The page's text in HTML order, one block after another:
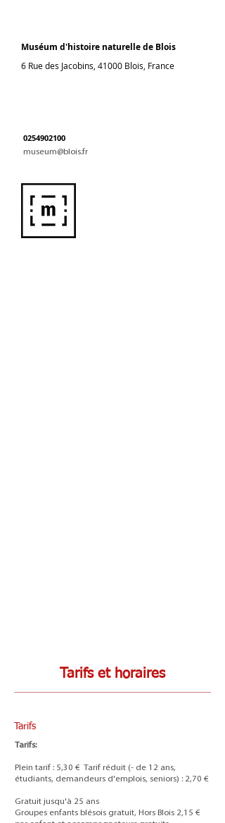
Muséum d'histoire naturelle de Blois
6 Rue des Jacobins, 41000 Blois, France
0254902100
museum@blois.fr
Tarifs et horaires
Tarifs
Tarifs:
Plein tarif : 5,30 € Tarif réduit (- de 12 ans,
étudiants, demandeurs d'emplois, seniors) : 2,70 €
Gratuit jusqu'à 25 ans
Groupes enfants blésois gratuit, Hors Blois 2,15 €